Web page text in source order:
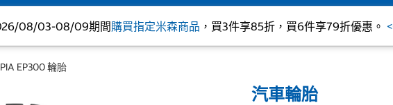
08/03-08/09期間購買指定米森商品 ，買3件享85折，買6件享79折優惠。
EP300 輪胎
汽車輪胎